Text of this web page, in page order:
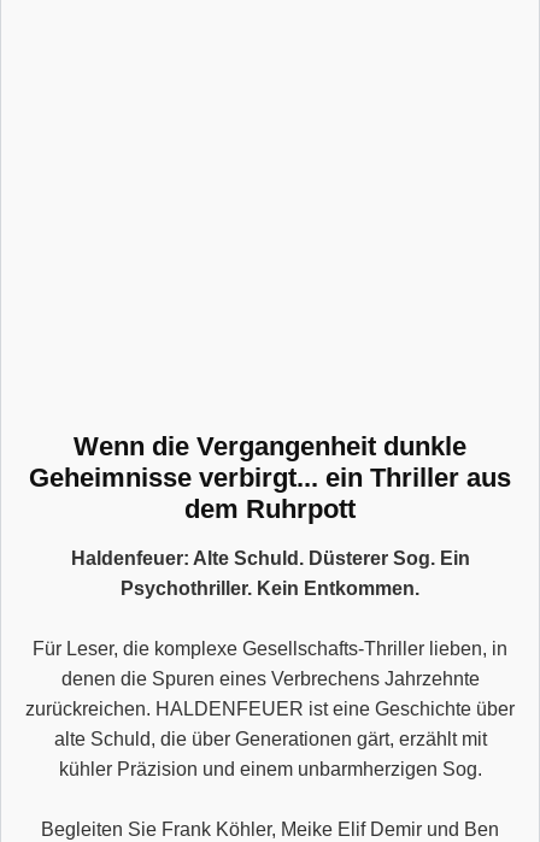
Wenn die Vergangenheit dunkle
Geheimnisse verbirgt... ein Thriller aus
dem Ruhrpott
Haldenfeuer: Alte Schuld. Düsterer Sog. Ein
Psychothriller. Kein Entkommen.
Für Leser, die komplexe Gesellschafts-Thriller lieben, in
denen die Spuren eines Verbrechens Jahrzehnte
zurückreichen. HALDENFEUER ist eine Geschichte über
alte Schuld, die über Generationen gärt, erzählt mit
kühler Präzision und einem unbarmherzigen Sog.
Begleiten Sie Frank Köhler, Meike Elif Demir und Ben